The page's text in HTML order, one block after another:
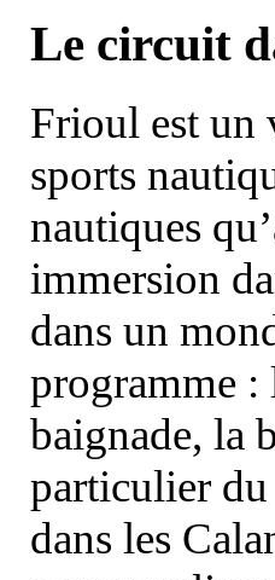
Le circuit
Frioul est un
sports
nautiques
immersion
dans un
programme :
baignade, la
particulier
dans les